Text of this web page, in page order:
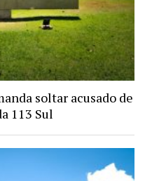
soltar acusado de
113 Sul